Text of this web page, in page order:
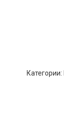
Категории: